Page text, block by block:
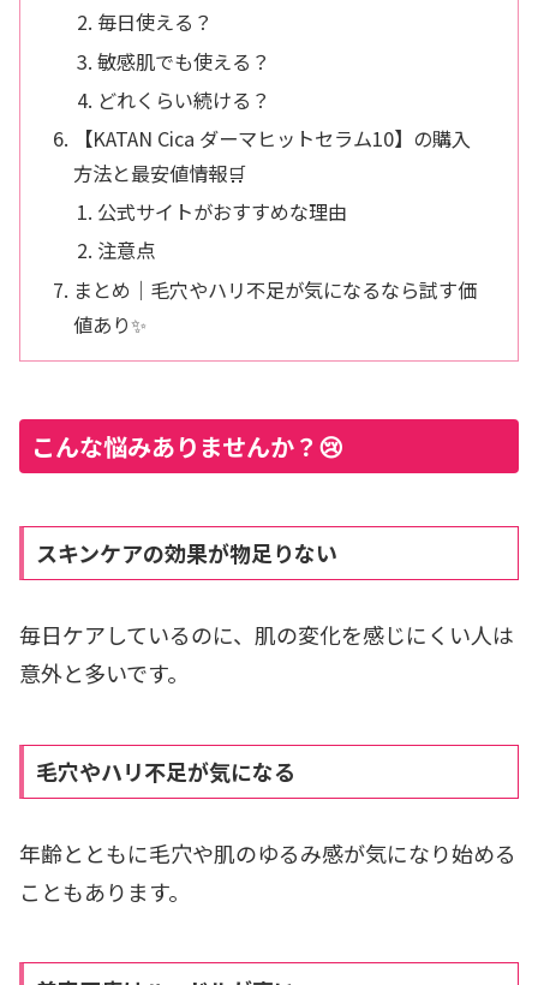
毎日使える？
敏感肌でも使える？
どれくらい続ける？
【KATAN Cica ダーマヒットセラム10】の購入
方法と最安値情報🛒
公式サイトがおすすめな理由
注意点
まとめ｜毛穴やハリ不足が気になるなら試す価
値あり✨
こんな悩みありませんか？😢
スキンケアの効果が物足りない
毎日ケアしているのに、肌の変化を感じにくい人は
意外と多いです。
毛穴やハリ不足が気になる
年齢とともに毛穴や肌のゆるみ感が気になり始める
こともあります。